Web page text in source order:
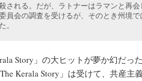
される。だが、ラトナーはラマンと再会
員会の調査を受けるが、そのとき州境で
。
Story」の大ヒットが夢か幻だっ
Kerala Story」は受けて、共産主